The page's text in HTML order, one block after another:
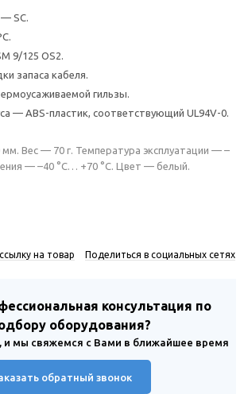
SC.
9/125 OS2.
запаса кабеля.
гильзы.
— ABS-пластик, соответствующий UL94V-0.
Вес — 70 г. Температура эксплуатации — –
— –40 °С… +70 °С. Цвет — белый.
на товар Поделиться в социальных сетях
консультация по
оборудования?
и мы свяжемся с Вами в ближайшее время
обратный звонок